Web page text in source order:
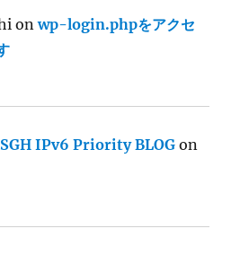
onwp-login.phpをアクセ
IPv6 Priority BLOG on